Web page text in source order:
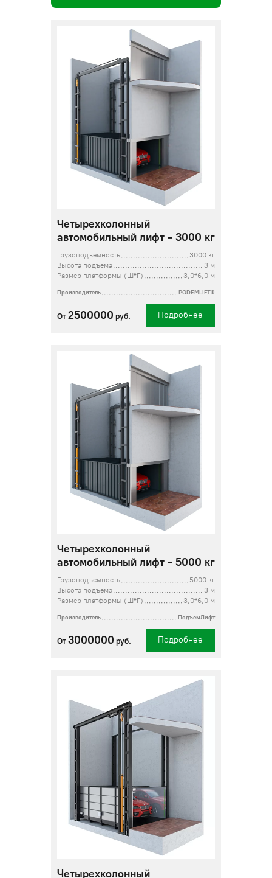
Четырехколонный
автомобильный лифт - 3000 кг
Грузоподъемность
3000 кг
Высота подъема
3 м
Размер платформы (Ш*Г)
3,0*6,0 м
Производитель PODEMLIFT®
От 2500000 руб. Подробнее
Четырехколонный
автомобильный лифт - 5000 кг
Грузоподъемность
5000 кг
Высота подъема
3 м
Размер платформы (Ш*Г)
3,0*6,0 м
Производитель ПодъемЛифт
От 3000000 руб. Подробнее
Четырехколонный